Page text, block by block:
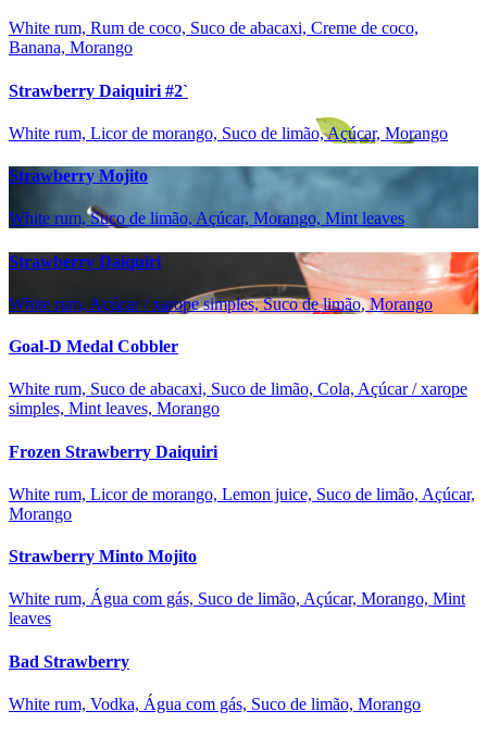
White rum, Rum de coco, Suco de abacaxi, Creme de coco,
Banana, Morango
Strawberry Daiquiri #2`
White rum, Licor de morango, Suco de limão, Açúcar, Morango
Strawberry Mojito
White rum, Suco de limão, Açúcar, Morango, Mint leaves
Strawberry Daiquiri
White rum, Açúcar / xarope simples, Suco de limão, Morango
Goal-D Medal Cobbler
White rum, Suco de abacaxi, Suco de limão, Cola, Açúcar / xarope
simples, Mint leaves, Morango
Frozen Strawberry Daiquiri
White rum, Licor de morango, Lemon juice, Suco de limão, Açúcar,
Morango
Strawberry Minto Mojito
White rum, Água com gás, Suco de limão, Açúcar, Morango, Mint
leaves
Bad Strawberry
White rum, Vodka, Água com gás, Suco de limão, Morango